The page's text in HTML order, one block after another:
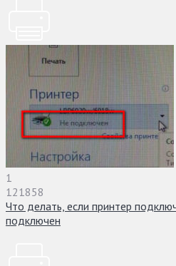
1
121858
Что делать, если принтер
подключен